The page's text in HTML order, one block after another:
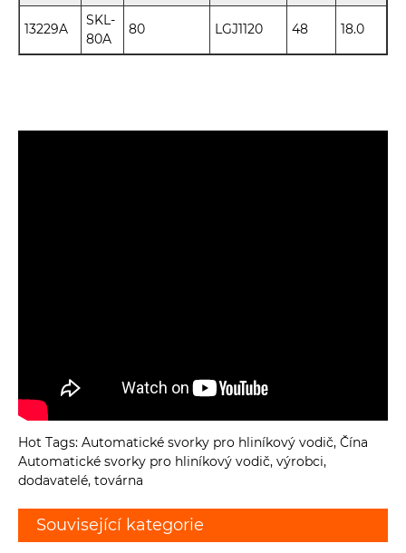
13229A
SKL-
80A
80 LGJ1120 48 18.0
Hot Tags: Automatické svorky pro hliníkový vodič, Čína
Automatické svorky pro hliníkový vodič, výrobci,
dodavatelé, továrna
Související kategorie